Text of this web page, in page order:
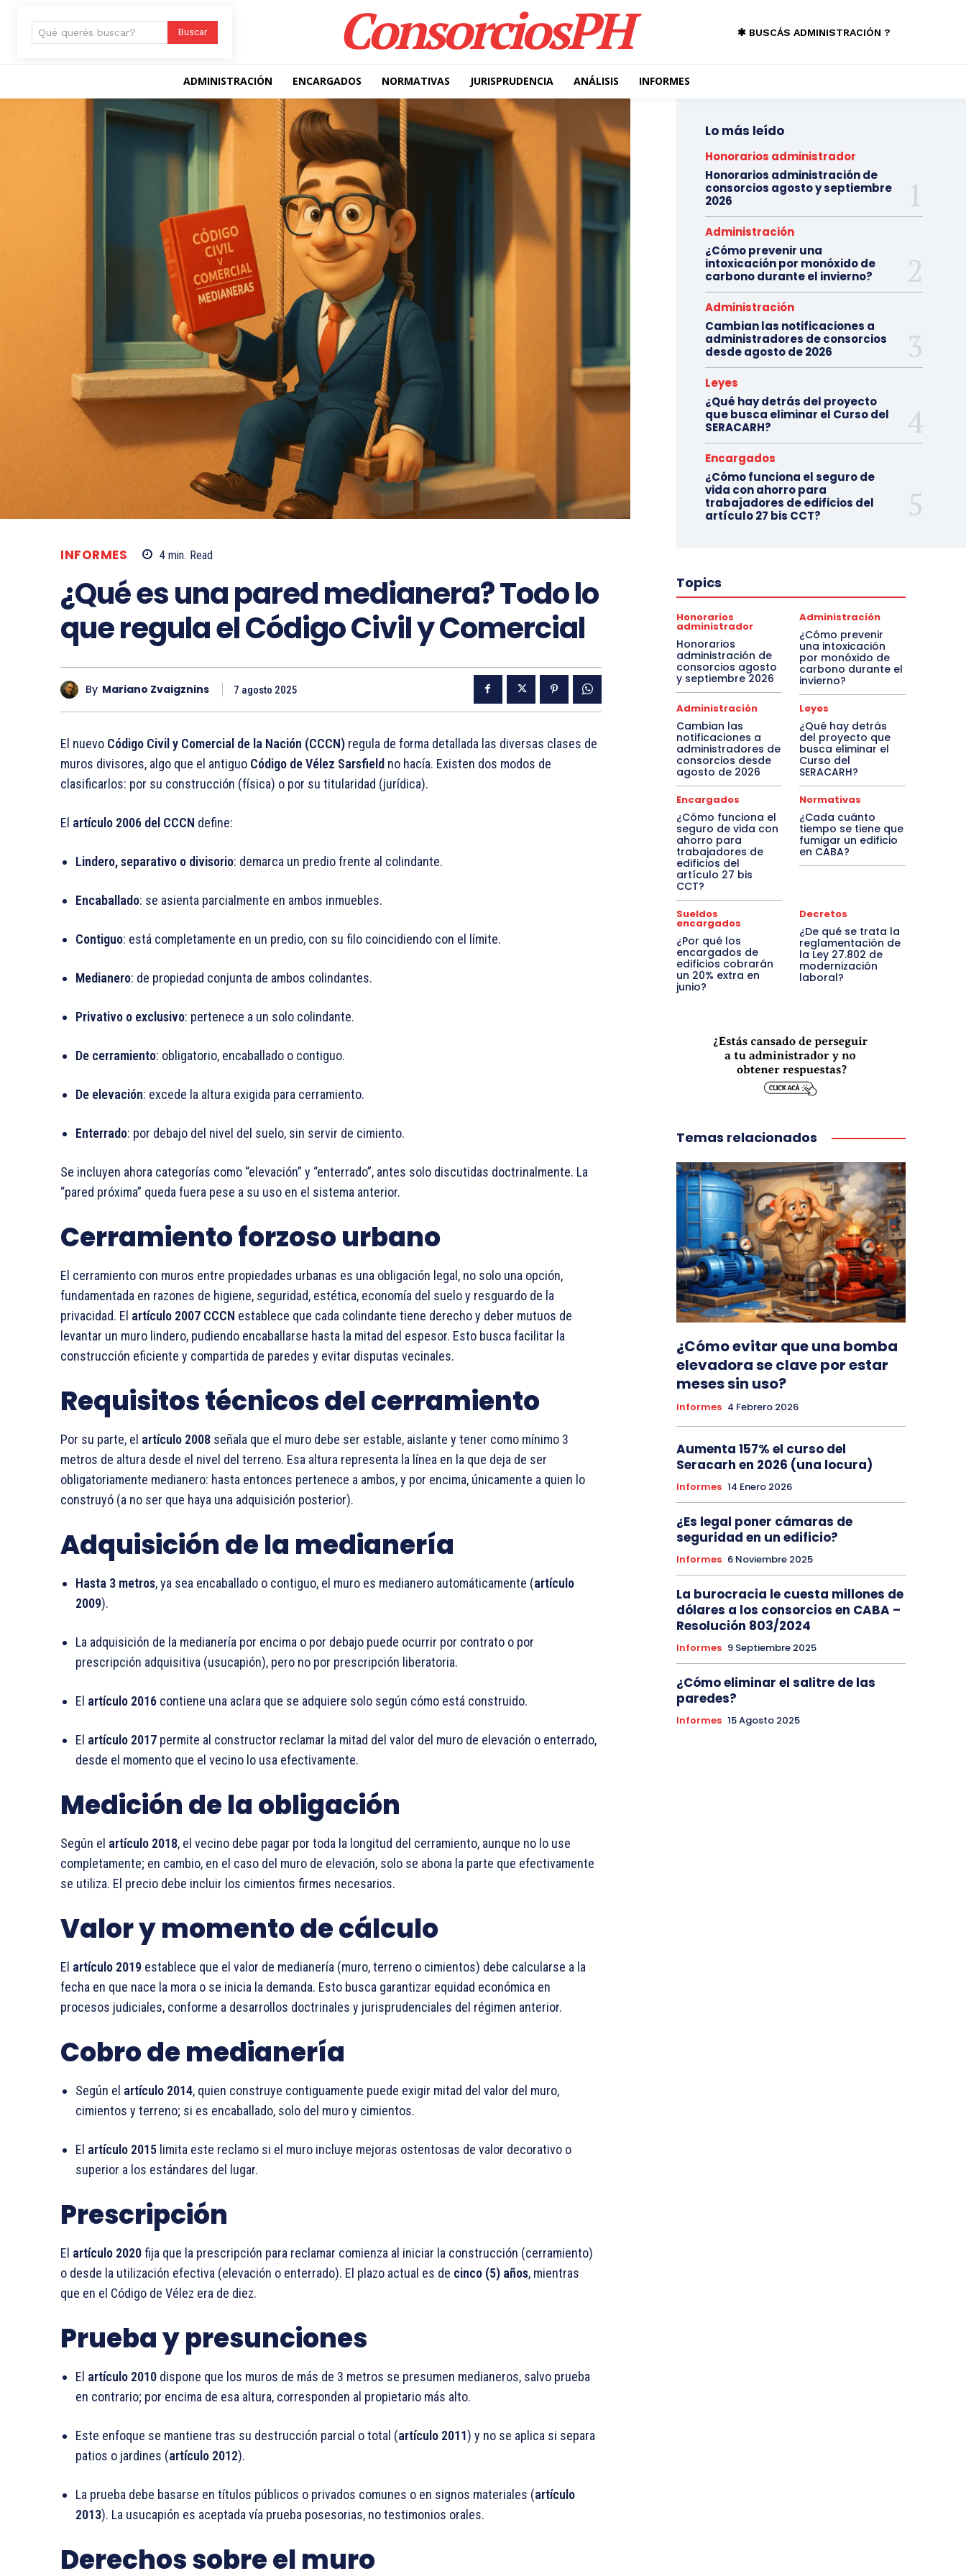
Qué querés buscar? Buscar ConsorciosPH ✱ BUSCÁS ADMINISTRACIÓN ?
ADMINISTRACIÓN ENCARGADOS NORMATIVAS JURISPRUDENCIA ANÁLISIS INFORMES
INFORMES 4 min. Read
¿Qué es una pared medianera? Todo lo
que regula el Código Civil y Comercial
By Mariano Zvaigznins 7 agosto 2025
El nuevo Código Civil y Comercial de la Nación (CCCN) regula de forma detallada las diversas clases de
muros divisores, algo que el antiguo Código de Vélez Sarsfield no hacía. Existen dos modos de
clasificarlos: por su construcción (física) o por su titularidad (jurídica).
El artículo 2006 del CCCN define:
Lindero, separativo o divisorio: demarca un predio frente al colindante.
Encaballado: se asienta parcialmente en ambos inmuebles.
Contiguo: está completamente en un predio, con su filo coincidiendo con el límite.
Medianero: de propiedad conjunta de ambos colindantes.
Privativo o exclusivo: pertenece a un solo colindante.
De cerramiento: obligatorio, encaballado o contiguo.
De elevación: excede la altura exigida para cerramiento.
Enterrado: por debajo del nivel del suelo, sin servir de cimiento.
Se incluyen ahora categorías como “elevación” y “enterrado”, antes solo discutidas doctrinalmente. La
“pared próxima” queda fuera pese a su uso en el sistema anterior.
Cerramiento forzoso urbano
El cerramiento con muros entre propiedades urbanas es una obligación legal, no solo una opción,
fundamentada en razones de higiene, seguridad, estética, economía del suelo y resguardo de la
privacidad. El artículo 2007 CCCN establece que cada colindante tiene derecho y deber mutuos de
levantar un muro lindero, pudiendo encaballarse hasta la mitad del espesor. Esto busca facilitar la
construcción eficiente y compartida de paredes y evitar disputas vecinales.
Requisitos técnicos del cerramiento
Por su parte, el artículo 2008 señala que el muro debe ser estable, aislante y tener como mínimo 3
metros de altura desde el nivel del terreno. Esa altura representa la línea en la que deja de ser
obligatoriamente medianero: hasta entonces pertenece a ambos, y por encima, únicamente a quien lo
construyó (a no ser que haya una adquisición posterior).
Adquisición de la medianería
Hasta 3 metros, ya sea encaballado o contiguo, el muro es medianero automáticamente (artículo
2009).
La adquisición de la medianería por encima o por debajo puede ocurrir por contrato o por
prescripción adquisitiva (usucapión), pero no por prescripción liberatoria.
El artículo 2016 contiene una aclara que se adquiere solo según cómo está construido.
El artículo 2017 permite al constructor reclamar la mitad del valor del muro de elevación o enterrado,
desde el momento que el vecino lo usa efectivamente.
Medición de la obligación
Según el artículo 2018, el vecino debe pagar por toda la longitud del cerramiento, aunque no lo use
completamente; en cambio, en el caso del muro de elevación, solo se abona la parte que efectivamente
se utiliza. El precio debe incluir los cimientos firmes necesarios.
Valor y momento de cálculo
El artículo 2019 establece que el valor de medianería (muro, terreno o cimientos) debe calcularse a la
fecha en que nace la mora o se inicia la demanda. Esto busca garantizar equidad económica en
procesos judiciales, conforme a desarrollos doctrinales y jurisprudenciales del régimen anterior.
Cobro de medianería
Según el artículo 2014, quien construye contiguamente puede exigir mitad del valor del muro,
cimientos y terreno; si es encaballado, solo del muro y cimientos.
El artículo 2015 limita este reclamo si el muro incluye mejoras ostentosas de valor decorativo o
superior a los estándares del lugar.
Prescripción
El artículo 2020fija que la prescripción para reclamar comienza al iniciar la construcción (cerramiento)
o desde la utilización efectiva (elevación o enterrado). El plazo actual es de cinco (5) años, mientras
que en el Código de Vélez era de diez.
Prueba y presunciones
El artículo 2010 dispone que los muros de más de 3 metros se presumen medianeros, salvo prueba
en contrario; por encima de esa altura, corresponden al propietario más alto.
Este enfoque se mantiene tras su destrucción parcial o total (artículo 2011) y no se aplica si separa
patios o jardines (artículo 2012).
La prueba debe basarse en títulos públicos o privados comunes o en signos materiales (artículo
2013). La usucapión es aceptada vía prueba posesorias, no testimonios orales.
Derechos sobre el muro
Lo más leído
Honorarios administrador
Honorarios administración de
consorcios agosto y septiembre
2026
Administración
¿Cómo prevenir una
intoxicación por monóxido de
carbono durante el invierno?
Administración
Cambian las notificaciones a
administradores de consorcios
desde agosto de 2026
Leyes
¿Qué hay detrás del proyecto
que busca eliminar el Curso del
SERACARH?
Encargados
¿Cómo funciona el seguro de
vida con ahorro para
trabajadores de edificios del
artículo 27 bis CCT?
Topics
Honorarios
administrador
Honorarios
administración de
consorcios agosto
y septiembre 2026
Administración
¿Cómo prevenir
una intoxicación
por monóxido de
carbono durante el
invierno?
Administración
Cambian las
notificaciones a
administradores de
consorcios desde
agosto de 2026
Leyes
¿Qué hay detrás
del proyecto que
busca eliminar el
Curso del
SERACARH?
Encargados
¿Cómo funciona el
seguro de vida con
ahorro para
trabajadores de
edificios del
artículo 27 bis
CCT?
Normativas
¿Cada cuánto
tiempo se tiene que
fumigar un edificio
en CABA?
Sueldos
encargados
¿Por qué los
encargados de
edificios cobrarán
un 20% extra en
junio?
Decretos
¿De qué se trata la
reglamentación de
la Ley 27.802 de
modernización
laboral?
Temas relacionados
¿Cómo evitar que una bomba
elevadora se clave por estar
meses sin uso?
Informes 4 Febrero 2026
Aumenta 157% el curso del
Seracarh en 2026 (una locura)
Informes 14 Enero 2026
¿Es legal poner cámaras de
seguridad en un edificio?
Informes 6 Noviembre 2025
La burocracia le cuesta millones de
dólares a los consorcios en CABA –
Resolución 803/2024
Informes 9 Septiembre 2025
¿Cómo eliminar el salitre de las
paredes?
Informes 15 Agosto 2025